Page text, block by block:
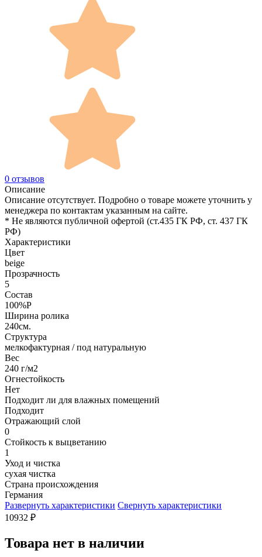
0 отзывов
Описание
Описание отсутствует. Подробно о товаре можете уточнить у
менеджера по контактам указанным на сайте.
* Не являются публичной офертой (ст.435 ГК РФ, cт. 437 ГК
РФ)
Характеристики
Цвет
beige
Прозрачность
5
Состав
100%P
Ширина ролика
240см.
Структура
мелкофактурная / под натуральную
Вес
240 г/м2
Огнестойкость
Нет
Подходит ли для влажных помещений
Подходит
Отражающий слой
0
Стойкость к выцветанию
1
Уход и чистка
сухая чистка
Страна происхождения
Германия
Развернуть характеристики Свернуть характеристики
10932 ₽
Товара нет в наличии